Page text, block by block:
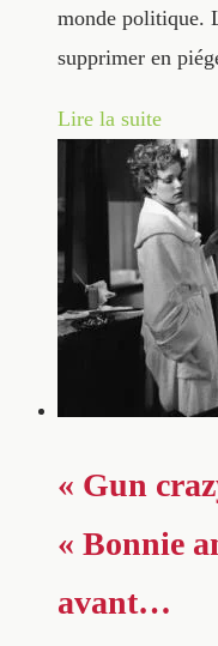
monde politique.
supprimer en
Lire la suite
« Gun
« Bonnie
avant…